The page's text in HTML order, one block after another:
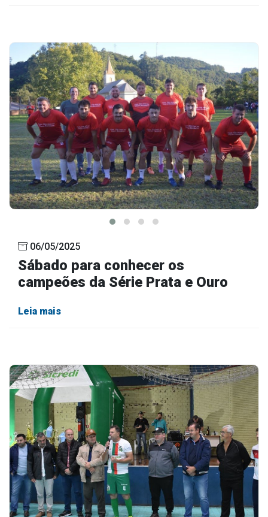
06/05/2025
Sábado para conhecer os
campeões da Série Prata e Ouro
Leia mais